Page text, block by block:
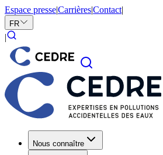
Espace presse|Carrières|Contact|
FR
|
Nous connaître